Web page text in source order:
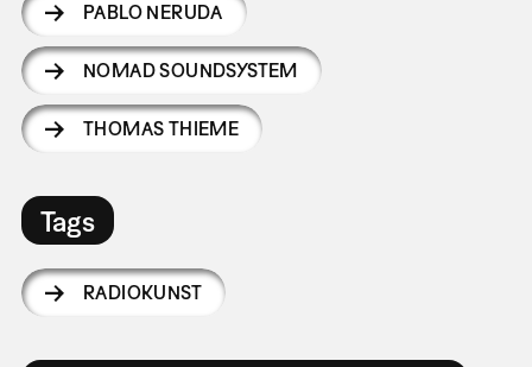
PABLO NERUDA
NOMAD SOUNDSYSTEM
THOMAS THIEME
Tags
RADIOKUNST